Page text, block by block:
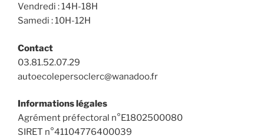
Vendredi : 14H-18H
Samedi : 10H-12H
Contact
03.81.52.07.29
autoecolepersoclerc@wanadoo.fr
Informations légales
Agrément préfectoral n°E1802500080
SIRET n°41104776400039